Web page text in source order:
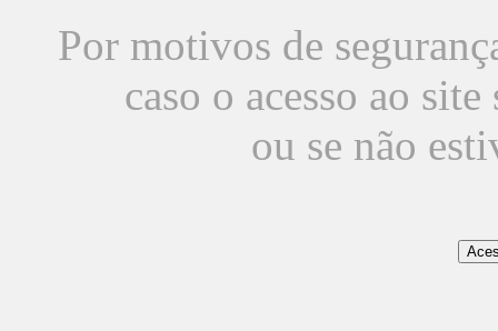
Por motivos de
caso o acesso ao
ou se não